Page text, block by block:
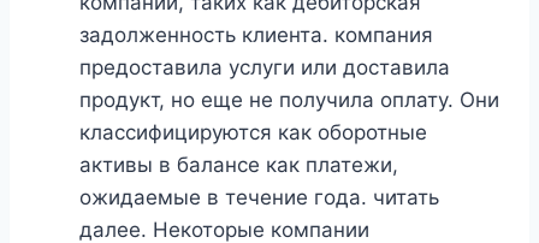
задолженность клиента. компания
предоставила услуги или доставила
продукт, но еще не получила оплату. Они
классифицируются как оборотные
активы в балансе как платежи,
ожидаемые в течение года. читать
далее. Некоторые компании